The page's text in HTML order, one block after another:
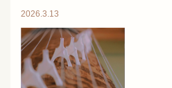
2026.3.13